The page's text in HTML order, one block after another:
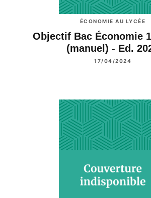
ÉCONOMIE AU LYCÉE
Objectif Bac Économie
(manuel) - Ed.
17/04/2024